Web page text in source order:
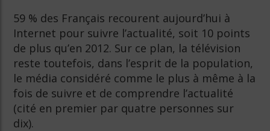
59 % des Français recourent aujourd’hui à
Internet pour suivre l’actualité, soit 10 points
de plus qu’en 2012. Sur ce plan, la télévision
reste toutefois, dans l’esprit de la population,
le média considéré comme le plus à même à la
fois de suivre et de comprendre l’actualité
(cité en premier par quatre personnes sur
dix).